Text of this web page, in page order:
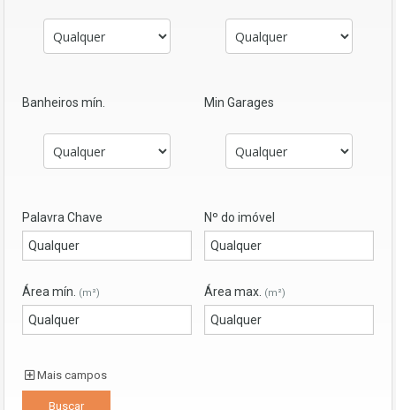
Banheiros mín. Min Garages
Palavra Chave Nº do imóvel
Área mín. (m²) Área max. (m²)
Mais campos